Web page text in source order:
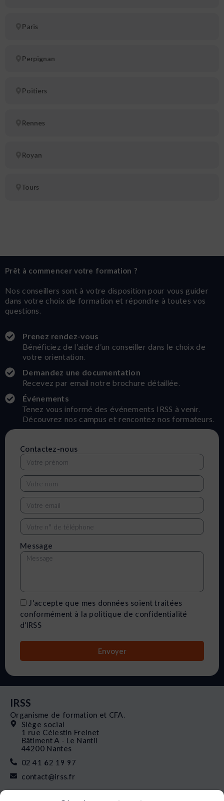
Paris
Perpignan
Poitiers
Rennes
Royan
Tours
Prêt à commencer votre formation ?
Nos conseillers sont à votre disposition pour vous guider
dans votre choix de formation et répondre à toutes vos
questions.
Prenez rendez-vous
Bénéficiez de l’aide d’un conseiller dans le choix de
votre orientation.
Demandez une documentation
Recevez par email notre brochure détaillée.
Événements
Tenez vous informé des événements IRSS à venir.
Découvrez nos campus et rencontez nos formateurs.
Contactez-nous
Message
J'accepte que mes données soient traitées
conformément à la politique de confidentialité
d'IRSS
Envoyer
IRSS
Organisme de formation et CFA.
Siège social
1 rue Célestin Freinet
Bâtiment A - Le Nantil
44200 Nantes
02 41 62 19 97
contact@irss.fr